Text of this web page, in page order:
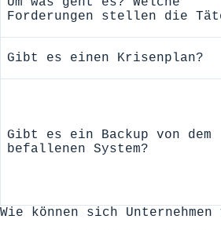
Forderungen stellen die
Gibt es einen Krisenplan?
Gibt es ein Backup von dem
befallenen System?
Wie können sich